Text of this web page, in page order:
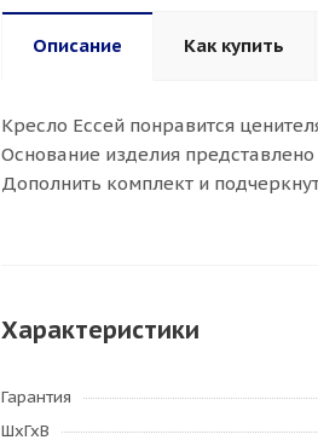
Описание Как купить
Кресло Ессей понравится
Основание изделия
Дополнить комплект и
Характеристики
Гарантия
ШхГхВ